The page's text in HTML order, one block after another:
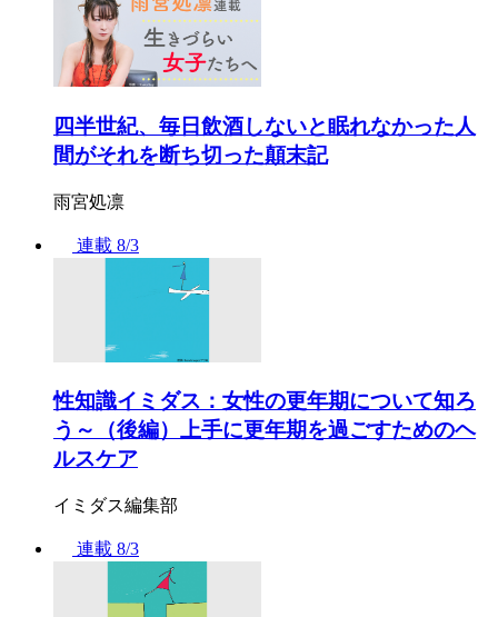
四半世紀、毎日飲酒しないと眠れなかった人
間がそれを断ち切った顛末記
雨宮処凛
連載 8/3
性知識イミダス：女性の更年期について知ろ
う～（後編）上手に更年期を過ごすためのヘ
ルスケア
イミダス編集部
連載 8/3